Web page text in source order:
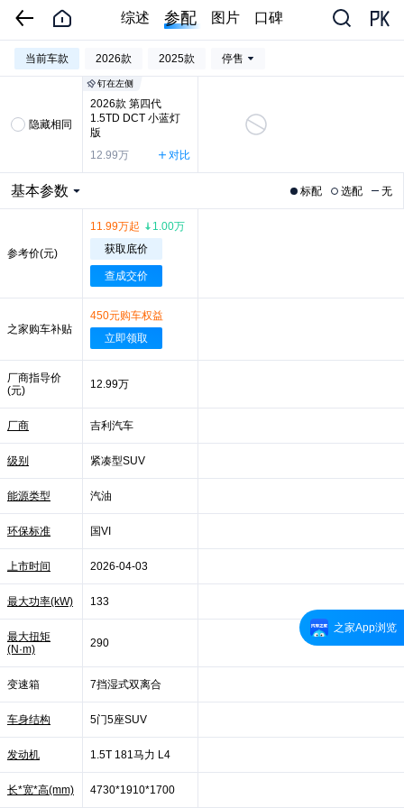
综述 参配 图片 口碑
当前车款 2026款 2025款 停售
隐藏相同
钉在左侧
2026款 第四代
1.5TD DCT 小蓝灯
版
12.99万
对比
基本参数 标配 选配 无
参考价(元)
11.99万起
1.00万
获取底价
查成交价
之家购车补贴
450元购车权益
立即领取
厂商指导价
(元)
12.99万
厂商 吉利汽车
级别 紧凑型SUV
能源类型 汽油
环保标准 国VI
上市时间 2026-04-03
最大功率(kW) 133
最大扭矩
(N·m)
290
变速箱 7挡湿式双离合
车身结构 5门5座SUV
发动机 1.5T 181马力 L4
长*宽*高(mm) 4730*1910*1700
之家App浏览